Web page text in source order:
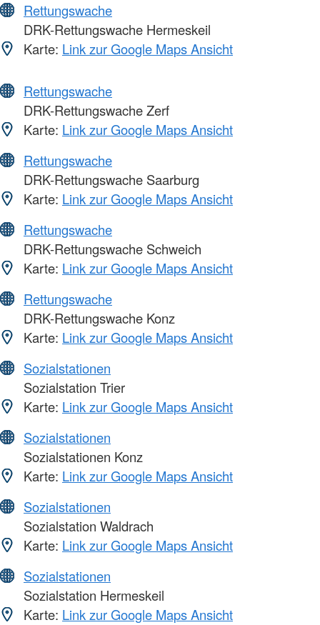
Rettungswache
DRK-Rettungswache Hermeskeil
Karte: Link zur Google Maps Ansicht
Rettungswache
DRK-Rettungswache Zerf
Karte: Link zur Google Maps Ansicht
Rettungswache
DRK-Rettungswache Saarburg
Karte: Link zur Google Maps Ansicht
Rettungswache
DRK-Rettungswache Schweich
Karte: Link zur Google Maps Ansicht
Rettungswache
DRK-Rettungswache Konz
Karte: Link zur Google Maps Ansicht
Sozialstationen
Sozialstation Trier
Karte: Link zur Google Maps Ansicht
Sozialstationen
Sozialstationen Konz
Karte: Link zur Google Maps Ansicht
Sozialstationen
Sozialstation Waldrach
Karte: Link zur Google Maps Ansicht
Sozialstationen
Sozialstation Hermeskeil
Karte: Link zur Google Maps Ansicht